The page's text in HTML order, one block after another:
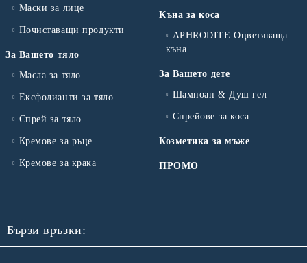
Маски за лице
Почиставащи продукти
За Вашето тяло
Масла за тяло
Ексфолианти за тяло
Спрей за тяло
Кремове за ръце
Кремове за крака
Къна за коса
APHRODITE Оцветяваща
къна
За Вашето дете
Шампоан & Душ гел
Спрейове за коса
Козметика за мъже
ПРОМО
Бързи връзки: